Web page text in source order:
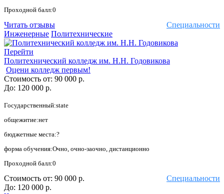
Проходной балл:0
Специальности
Читать отзывы
Инженерные Политехнические
Перейти
Политехнический колледж им. Н.Н. Годовикова
Оцени колледж первым!
Стоимость от: 90 000 р.
До: 120 000 р.
Государственный:state
общежитие:нет
бюджетные места:?
форма обучения:Очно, очно-заочно, дистанционно
Проходной балл:0
Специальности
Стоимость от: 90 000 р.
До: 120 000 р.